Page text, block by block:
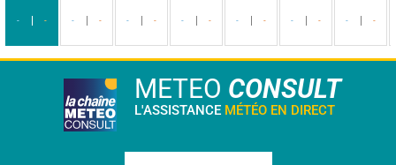
- - - - - - - - - - - - - -
METEO CONSULT
L'ASSISTANCE MÉTÉO EN DIRECT